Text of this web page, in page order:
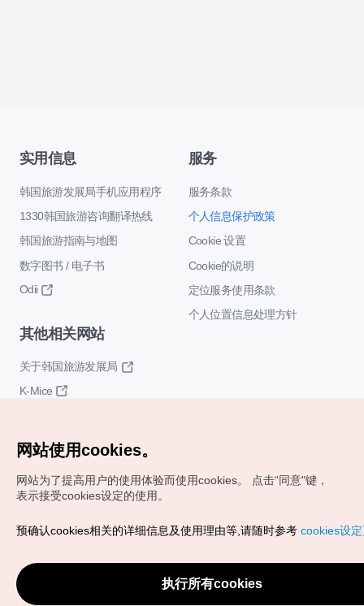
实用信息
韩国旅游发展局手机应用程序
1330韩国旅游咨询翻译热线
韩国旅游指南与地图
数字图书 / 电子书
Odii
服务
服务条款
个人信息保护政策
Cookie 设置
Cookie的说明
定位服务使用条款
个人位置信息处理方针
其他相关网站
关于韩国旅游发展局
K-Mice
Copyrights (c) 韩国旅游发展局版权所有
VISITKOREA官方邮箱
chnsim@knto.or.kr
网站使用cookies。
网站为了提高用户的使用体验而使用cookies。
点击“同意"键，
表示接受cookies设定的使用。
预确认cookies相关的详细信息及使用理由等,请随时参考 cookies设
执行所有cookies